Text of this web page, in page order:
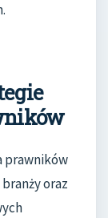
prawników
oraz